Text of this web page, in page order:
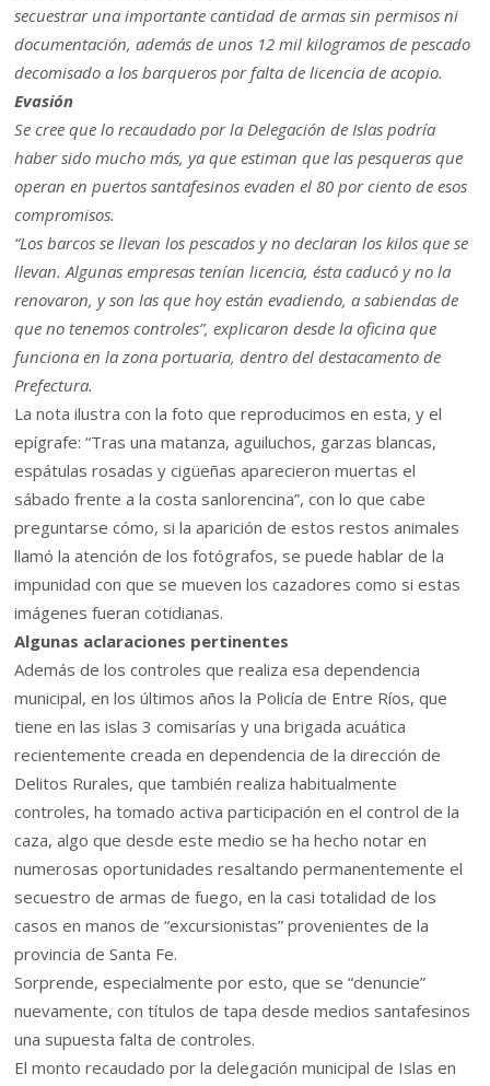
secuestrar una importante cantidad de armas sin permisos ni
documentación, además de unos 12 mil kilogramos de pescado
decomisado a los barqueros por falta de licencia de acopio.
Evasión
Se cree que lo recaudado por la Delegación de Islas podría
haber sido mucho más, ya que estiman que las pesqueras que
operan en puertos santafesinos evaden el 80 por ciento de esos
compromisos.
“Los barcos se llevan los pescados y no declaran los kilos que se
llevan. Algunas empresas tenían licencia, ésta caducó y no la
renovaron, y son las que hoy están evadiendo, a sabiendas de
que no tenemos controles”, explicaron desde la oficina que
funciona en la zona portuaria, dentro del destacamento de
Prefectura.
La nota ilustra con la foto que reproducimos en esta, y el
epígrafe: “Tras una matanza, aguiluchos, garzas blancas,
espátulas rosadas y cigüeñas aparecieron muertas el
sábado frente a la costa sanlorencina”, con lo que cabe
preguntarse cómo, si la aparición de estos restos animales
llamó la atención de los fotógrafos, se puede hablar de la
impunidad con que se mueven los cazadores como si estas
imágenes fueran cotidianas.
Algunas aclaraciones pertinentes
Además de los controles que realiza esa dependencia
municipal, en los últimos años la Policía de Entre Ríos, que
tiene en las islas 3 comisarías y una brigada acuática
recientemente creada en dependencia de la dirección de
Delitos Rurales, que también realiza habitualmente
controles, ha tomado activa participación en el control de la
caza, algo que desde este medio se ha hecho notar en
numerosas oportunidades resaltando permanentemente el
secuestro de armas de fuego, en la casi totalidad de los
casos en manos de “excursionistas” provenientes de la
provincia de Santa Fe.
Sorprende, especialmente por esto, que se “denuncie”
nuevamente, con títulos de tapa desde medios santafesinos
una supuesta falta de controles.
El monto recaudado por la delegación municipal de Islas en